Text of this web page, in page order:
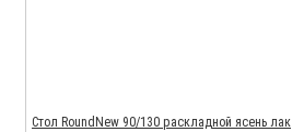
Стол RoundNew 90/130 раскладной ясень лак